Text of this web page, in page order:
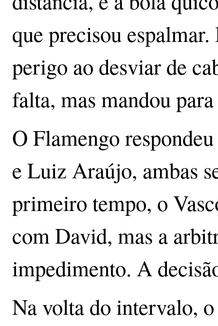
que precisou
perigo ao desviar de
falta, mas mandou
O Flamengo
e Luiz Araújo, ambas
primeiro tempo, o
com David, mas a
impedimento. A
Na volta do intervalo,